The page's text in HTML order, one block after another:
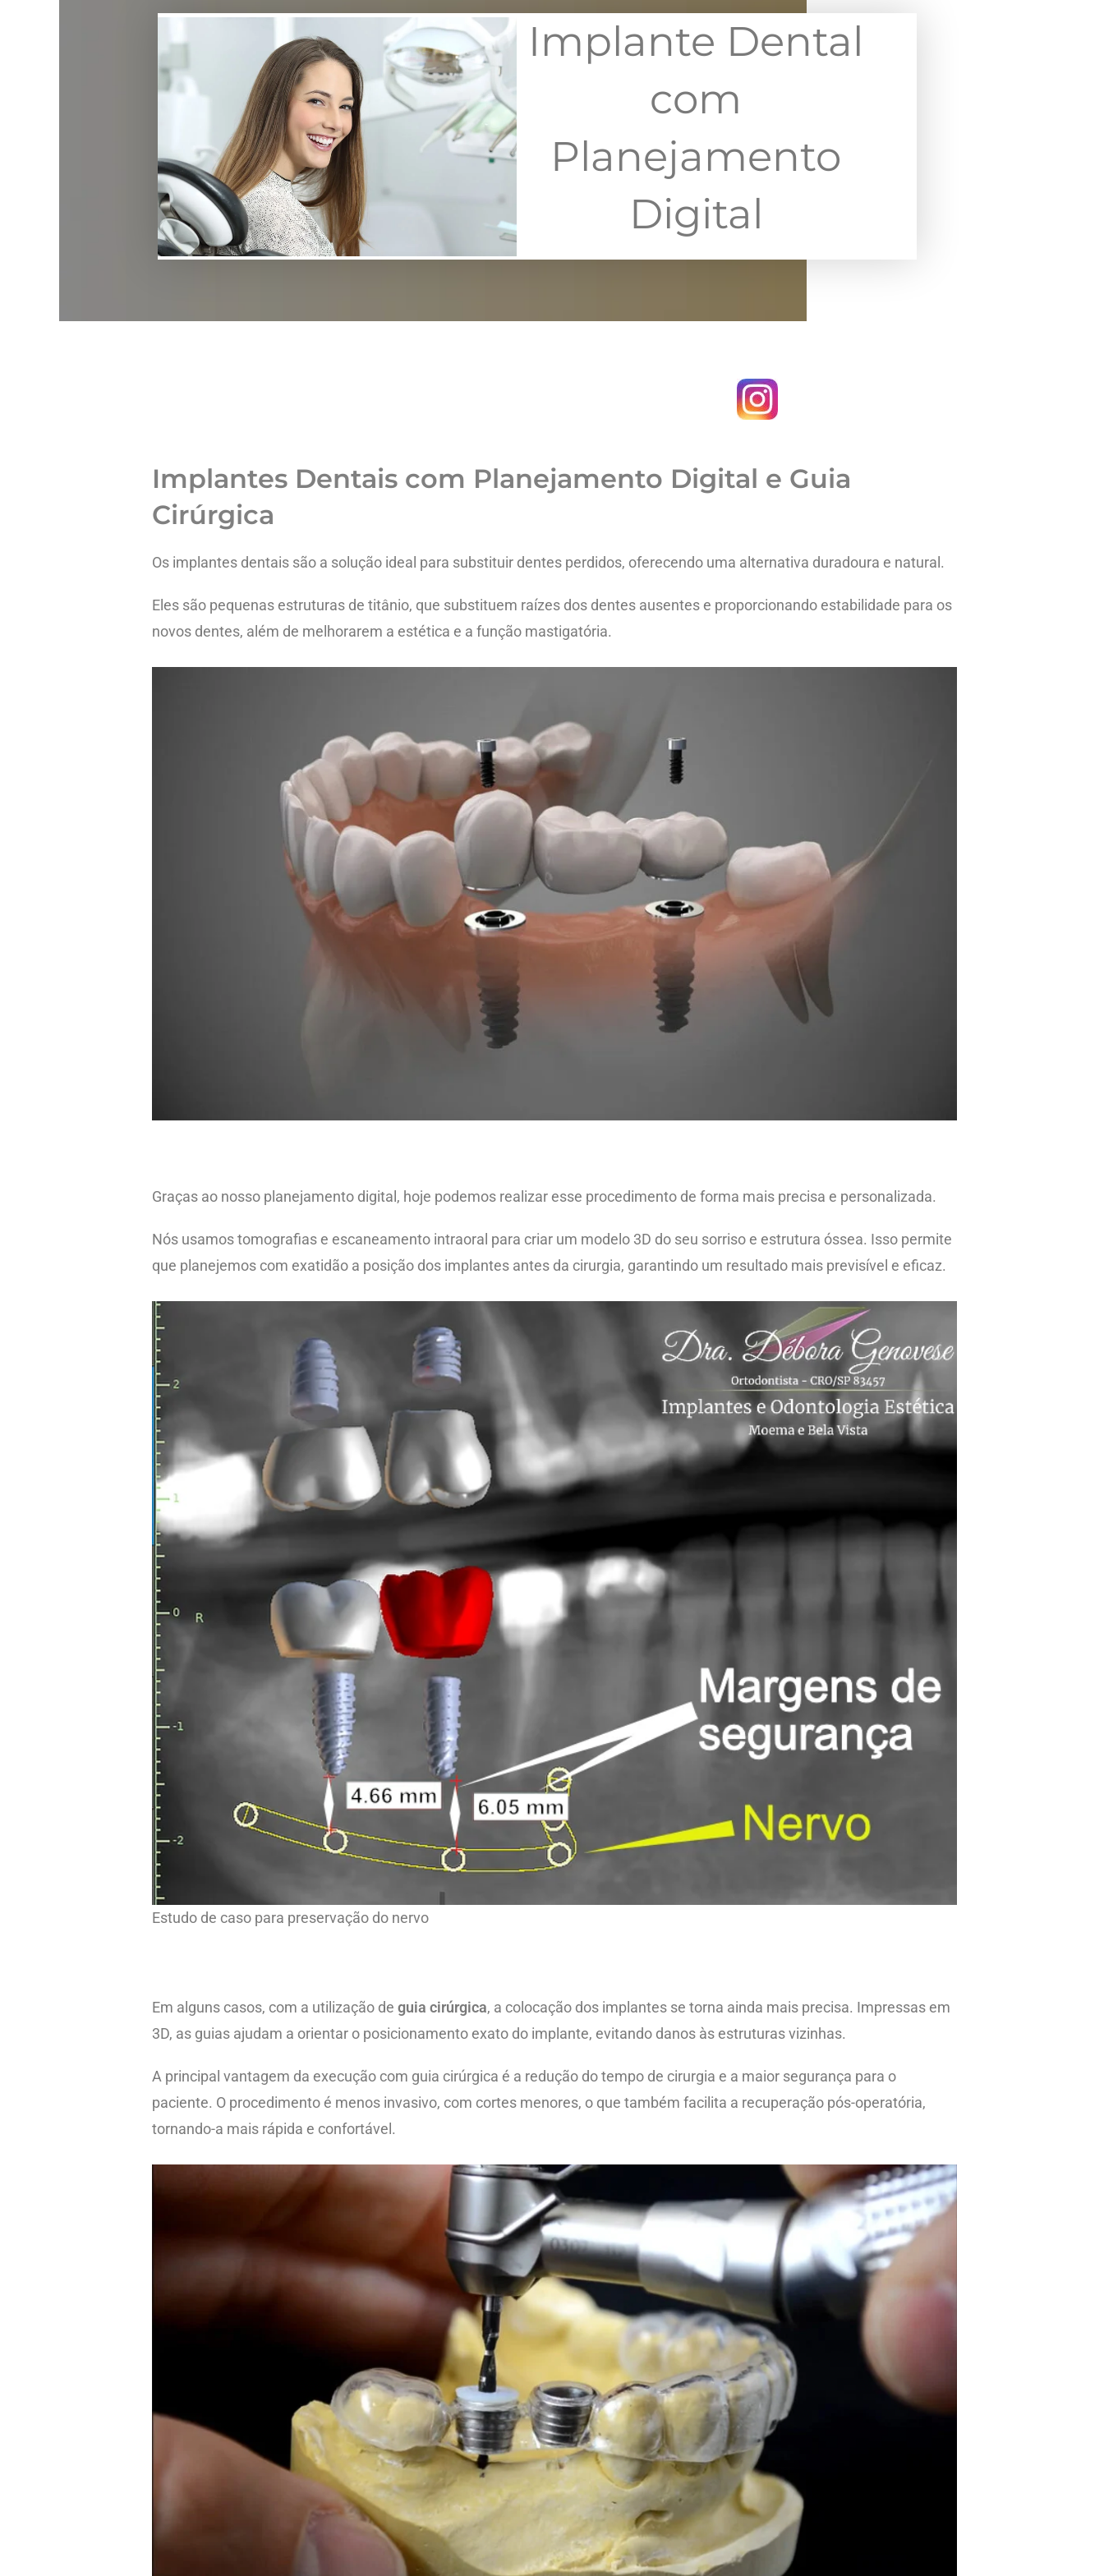
Implante Dental
com
Planejamento
Digital
Implantes Dentais com Planejamento Digital e Guia
Cirúrgica
Os implantes dentais são a solução ideal para substituir dentes perdidos, oferecendo uma alternativa duradoura e natural.
Eles são pequenas estruturas de titânio, que substituem raízes dos dentes ausentes e proporcionando estabilidade para os
novos dentes, além de melhorarem a estética e a função mastigatória.
Graças ao nosso planejamento digital, hoje podemos realizar esse procedimento de forma mais precisa e personalizada.
Nós usamos tomografias e escaneamento intraoral para criar um modelo 3D do seu sorriso e estrutura óssea. Isso permite
que planejemos com exatidão a posição dos implantes antes da cirurgia, garantindo um resultado mais previsível e eficaz.
Estudo de caso para preservação do nervo
Em alguns casos, com a utilização de guia cirúrgica, a colocação dos implantes se torna ainda mais precisa. Impressas em
3D, as guias ajudam a orientar o posicionamento exato do implante, evitando danos às estruturas vizinhas.
A principal vantagem da execução com guia cirúrgica é a redução do tempo de cirurgia e a maior segurança para o
paciente. O procedimento é menos invasivo, com cortes menores, o que também facilita a recuperação pós-operatória,
tornando-a mais rápida e confortável.